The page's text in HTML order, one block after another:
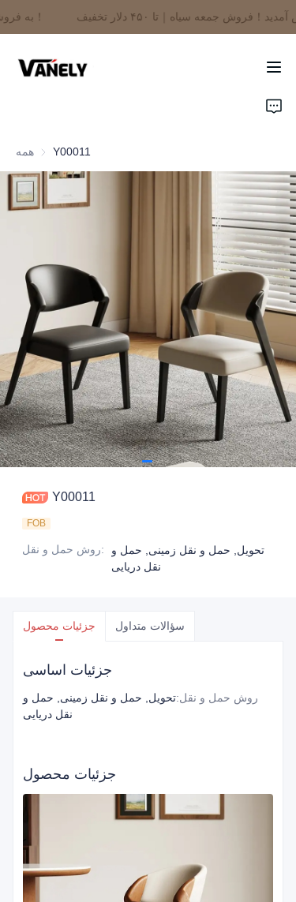
به فروشگاه ما خوش آمدید！فروش جمعه سیاه｜تا ۴۵۰ دلار تخفیف！
به فروشگاه ما خوش
همه Y00011
Y00011
FOB
روش حمل و نقل:
تحویل, حمل و نقل زمینی, حمل و
نقل دریایی
جزئیات محصول سؤالات متداول
جزئیات اساسی
روش حمل و نقل:تحویل, حمل و نقل زمینی, حمل و
نقل دریایی
جزئیات محصول
درباره ما
اخبار